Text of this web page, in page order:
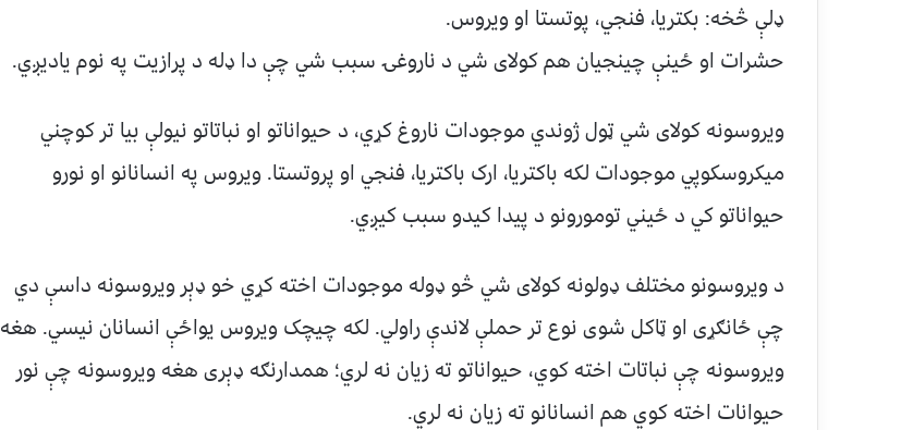
ډلې څخه: بکتریا، فنجي، پوتستا او ویروس.
حشرات او ځینې چینجيان هم کولای شي د ناروغۍ سبب شي چې دا ډله د پرازیت په نوم یادیږي.
ویروسونه کولای شي ټول ژوندي موجودات ناروغ کړي، د حیواناتو او نباتاتو نیولې بیا تر کوچني
میکروسکوپي موجودات لکه باکتریا، ارک باکتریا، فنجي او پروتستا. ويروس په انسانانو او نورو
حيواناتو کي د ځيني تومورونو د پيدا کيدو سبب کيږي.
د ویروسونو مختلف ډولونه کولای شي څو ډوله موجودات اخته کړي خو ډېر ویروسونه داسې دي
چې ځانګړی او ټاکل شوی نوع تر حملې لاندې راولي. لکه چیچک ویروس یواځې انسانان نیسي. هغه
ویروسونه چې نباتات اخته کوي، حیواناتو ته زیان نه لري؛ همدارنګه ډېری هغه ویروسونه چې نور
حیوانات اخته کوي هم انسانانو ته زیان نه لري.